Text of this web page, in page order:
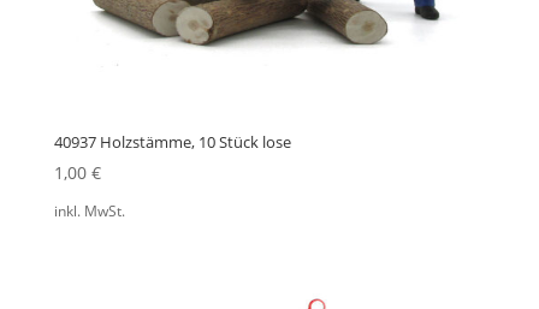
40937 Holzstämme, 10 Stück lose
1,00 €
inkl. MwSt.